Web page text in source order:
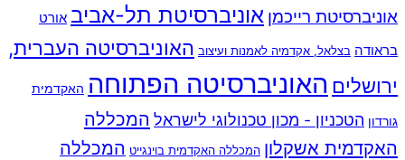
אוניברסיטת רייכמן אוניברסיטת תל-אביב אורט
בראודה בצלאל, אקדמיה לאמנות ועיצוב האוניברסיטה העברית,
ירושלים האוניברסיטה הפתוחה האקדמית
גורדון הטכניון - מכון טכנולוגי לישראל המכללה
האקדמית אשקלון המכללה האקדמית בוינגייט המכללה